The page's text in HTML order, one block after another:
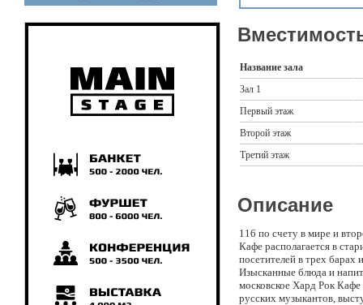
Название зала
Зал 1
Первый этаж
Второй этаж
Третий этаж
Описание
116 по счету в мире и
Кафе располагается в
посетителей в трех
Изысканные блюда и
московское Хард Рок
русских музыкантов,